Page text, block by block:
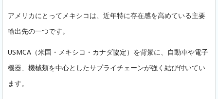
アメリカにとってメキシコは、近年特に存在感を高めている主要
輸出先の一つです。
USMCA（米国・メキシコ・カナダ協定）を背景に、自動車や電子
機器、機械類を中心としたサプライチェーンが強く結び付いてい
ます。